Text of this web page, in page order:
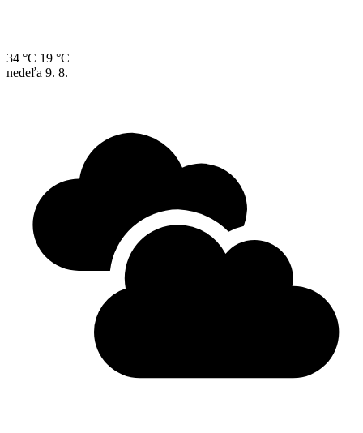
34 °C 19 °C
nedeľa 9. 8.